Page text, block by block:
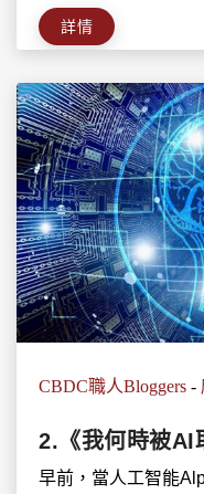
詳情
CBDC職人Bloggers -
2.《我何時被AI
早前，當人工智能